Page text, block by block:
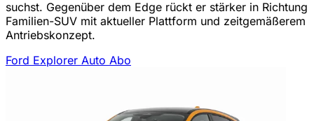
suchst. Gegenüber dem Edge rückt er stärker in Richtung
Familien-SUV mit aktueller Plattform und zeitgemäßerem
Antriebskonzept.
Ford Explorer Auto Abo